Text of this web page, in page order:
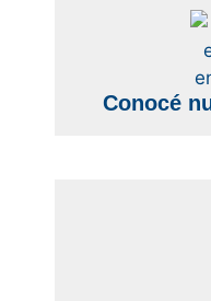
Conocé